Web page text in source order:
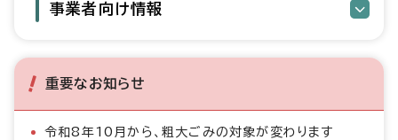
事業者向け情報
重要なお知らせ
令和8年10月から、粗大ごみの対象が変わります